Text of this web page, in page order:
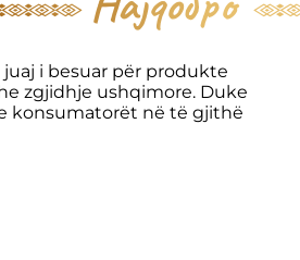
i besuar për produkte
zgjidhje ushqimore. Duke
konsumatorët në të gjithë